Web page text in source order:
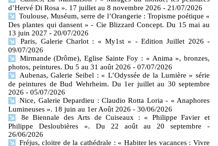
d’Hervé Di Rosa ». 17 juillet au 8 novembre 2026 - 21/07/2026
Toulouse, Muséum, serre de l’Orangerie : Tropisme poétique «
Des plantes qui dansent » - Cie Blizzard Concept. Du 15 mai au
13 juin 2027 - 20/07/2026
Paris, Galerie Charlot : « My1st » - Edition Juillet 2026 -
09/07/2026
Mirmande (Drôme), Eglise Sainte Foy : « Anima », bronzes,
photos, peintures. Du 5 au 31 août 2026 - 07/07/2026
Aubenas, Galerie Seibel : « L’Odyssée de la Lumière » série
de peintures de Bud Wehrheim. Du 1er juillet au 30 septembre
2026 - 05/07/2026
Nice, Galerie Depardieu : Claudio Rotta Loria - « Anaphores
Lumineuses ». 18 juin au 1er Août 2026 - 30/06/2026
8e Biennale des Arts de Cuiseaux : « Philippe Favier et
Philippe Desloubières ». Du 22 août au 20 septembre
-
26/06/2026
Fréjus, cloitre de la cathédrale : « Habiter les vacances : Vivre